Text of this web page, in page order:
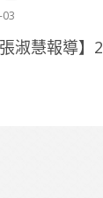
淑慧報導】2